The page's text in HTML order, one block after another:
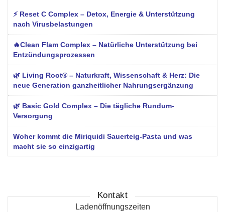
⚡ Reset C Complex – Detox, Energie & Unterstützung
nach Virusbelastungen
🔥Clean Flam Complex – Natürliche Unterstützung bei
Entzündungsprozessen
🌿 Living Root® – Naturkraft, Wissenschaft & Herz: Die
neue Generation ganzheitlicher Nahrungsergänzung
🌿 Basic Gold Complex – Die tägliche Rundum-
Versorgung
Woher kommt die Miriquidi Sauerteig-Pasta und was
macht sie so einzigartig
Kontakt
Ladenöffnungszeiten